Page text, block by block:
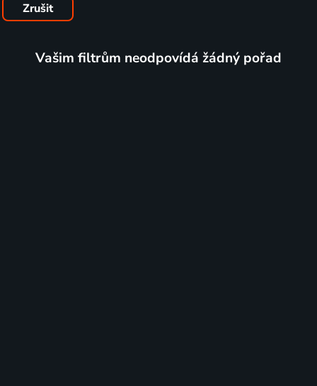
Zrušit
Vašim filtrům neodpovídá žádný pořad